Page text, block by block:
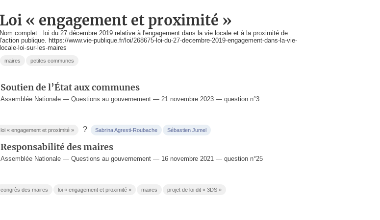
loi « engagement et proximité »
Nom complet : loi du 27 décembre 2019 relative à l'engagement dans la vie locale et à la proximité de
l'action publique. https://www.vie-publique.fr/loi/268675-loi-du-27-decembre-2019-engagement-dans-la-vie-
locale-loi-sur-les-maires
maires petites communes
Soutien de l’État aux communes
Assemblée Nationale — Questions au gouvernement — 21 novembre 2023 — question n°3
loi « engagement et proximité » ? Sabrina Agresti-Roubache Sébastien Jumel
Responsabilité des maires
Assemblée Nationale — Questions au gouvernement — 16 novembre 2021 — question n°25
congrès des maires loi « engagement et proximité » maires projet de loi dit « 3DS »